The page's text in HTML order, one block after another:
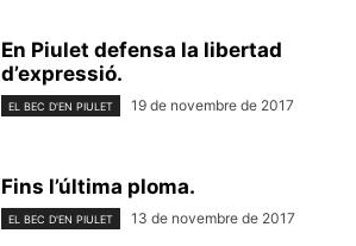
En Piulet defensa la libertad
d’expressió.
EL BEC D'EN PIULET 19 de novembre de 2017
Fins l’última ploma.
EL BEC D'EN PIULET 13 de novembre de 2017